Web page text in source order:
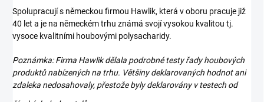
Spolupracují s německou firmou Hawlik, která v oboru pracuje již
40 let a je na německém trhu známá svojí vysokou kvalitou tj.
vysoce kvalitními houbovými polysacharidy.
Poznámka: Firma Hawlik dělala podrobné testy řady houbových
produktů nabízených na trhu. Většiny deklarovaných hodnot ani
zdaleka nedosahovaly, přestože byly deklarovány v testech od